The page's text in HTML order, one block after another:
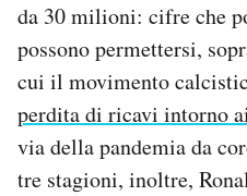
da 30 milioni: cifre che
possono permettersi,
cui il movimento
perdita di ricavi intorno
via della pandemia da
tre stagioni, inoltre,